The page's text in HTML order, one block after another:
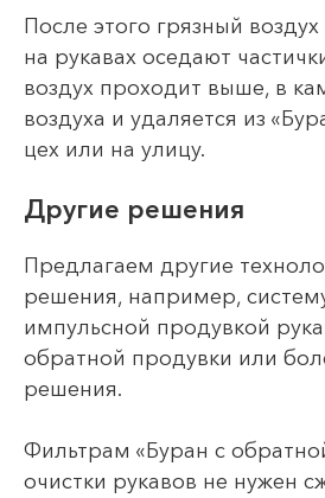
После этого грязный
на рукавах оседают
воздух проходит выше, в
воздуха и удаляется из
цех или на улицу.
Другие решения
Предлагаем другие
решения, например,
импульсной продувкой
обратной продувки или
решения.
Фильтрам «Буран с
очистки рукавов не нужен